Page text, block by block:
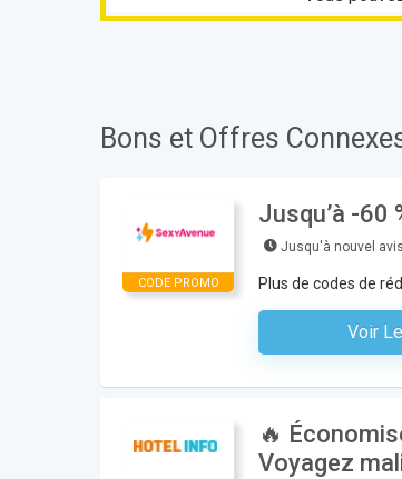
Bons et Offres
CODE PROMO
Jusqu’à -60
Jusqu'à nouvel avis
Plus de codes de
Voir
Aucun
🔥
Voyagez